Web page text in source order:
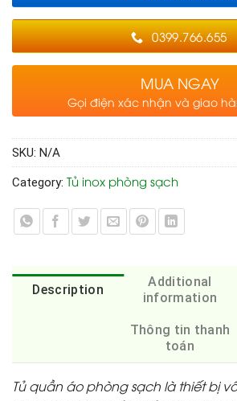
0399.766.655
MUA NGAY
Gọi điện xác nhận và giao
SKU: N/A
Category: Tủ inox phòng sạch
Description
Additional
information
Thông tin thanh
toán
Tủ quần áo phòng sạch là thiết bị